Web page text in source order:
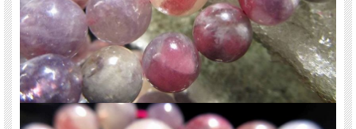
ご注意事項
※硬度が異なる石の共生石のため、形状が歪な珠が含まれます。また、細かなカ
ケや凹み、クラックなどがある場合があります。
※天然石商品には色みに個体差があります。また出来る限り自然な色みになるよ
う撮影を心がけておりますが、お使いのディスプレイ環境によって表示される色
みに差が出る場合があります。ご了承下さい。
※連商品は一連に付き、最大で3-5珠ほど仕様の異なる珠が混ざっていることが
あります。ビーズ石の製造上の仕様ですのでご了承下さい。